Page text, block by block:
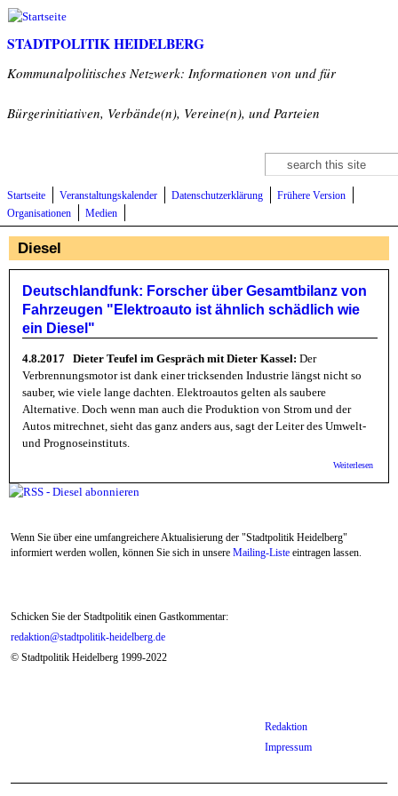
Direkt zum Inhalt
STADTPOLITIK HEIDELBERG
Kommunalpolitisches Netzwerk: Informationen von und für
Bürgerinitiativen, Verbände(n), Vereine(n), und Parteien
Suchformular
Suche
Startseite Veranstaltungskalender Datenschutzerklärung
Frühere Version
Organisationen
Medien
Diesel
Deutschlandfunk: Forscher über Gesamtbilanz von
Fahrzeugen "Elektroauto ist ähnlich schädlich wie
ein Diesel"
4.8.2017 Dieter Teufel im Gespräch mit Dieter Kassel: Der
Verbrennungsmotor ist dank einer tricksenden Industrie längst nicht so
sauber, wie viele lange dachten. Elektroautos gelten als saubere
Alternative. Doch wenn man auch die Produktion von Strom und der
Autos mitrechnet, sieht das ganz anders aus, sagt der Leiter des Umwelt-
und Prognoseinstituts.
Weiterlesen
Wenn Sie über eine umfangreichere Aktualisierung der "Stadtpolitik Heidelberg"
informiert werden wollen, können Sie sich in unsere Mailing-Liste eintragen lassen.
Schicken Sie der Stadtpolitik einen Gastkommentar:
redaktion@stadtpolitik-heidelberg.de
© Stadtpolitik Heidelberg 1999-2022
Redaktion
Impressum